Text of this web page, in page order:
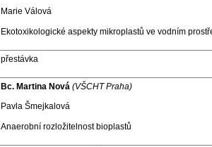
Marie Válová
Ekotoxikologické aspekty mikroplastů ve vodním
přestávka
Bc. Martina Nová (VŠCHT Praha)
Pavla Šmejkalová
Anaerobní rozložitelnost bioplastů